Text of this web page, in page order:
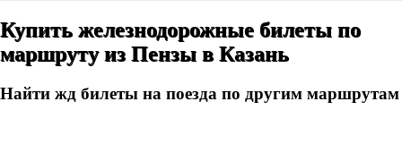
Купить железнодорожные билеты по
маршруту из Пензы в Казань
Найти жд билеты на поезда по другим маршрутам